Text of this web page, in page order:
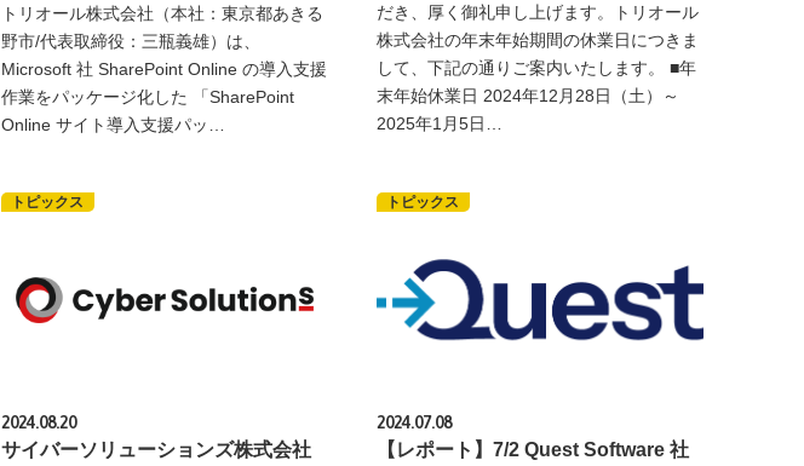
トリオール株式会社（本社：東京都あきる
野市/代表取締役：三瓶義雄）は、
Microsoft 社 SharePoint Online の導入支援
作業をパッケージ化した 「SharePoint
Online サイト導入支援パッ…
だき、厚く御礼申し上げます。トリオール
株式会社の年末年始期間の休業日につきま
して、下記の通りご案内いたします。 ■年
末年始休業日 2024年12月28日（土）～
2025年1月5日…
サイバーソリューションズ株式会社
2024.08.20
トピックス
【レポート】7/2 Quest Software 社
2024.07.08
トピックス